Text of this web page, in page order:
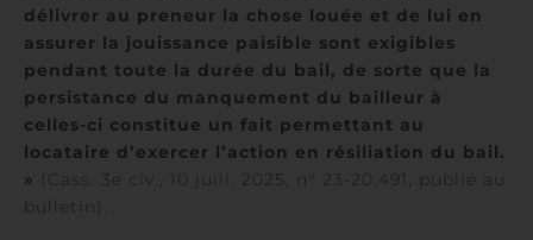
délivrer au preneur la chose louée et de lui en
assurer la jouissance paisible sont exigibles
pendant toute la durée du bail, de sorte que la
persistance du manquement du bailleur à
celles-ci constitue un fait permettant au
locataire d’exercer l’action en résiliation du bail.
»
(Cass. 3e civ., 10 juill. 2025, n° 23-20.491, publié au
bulletin).